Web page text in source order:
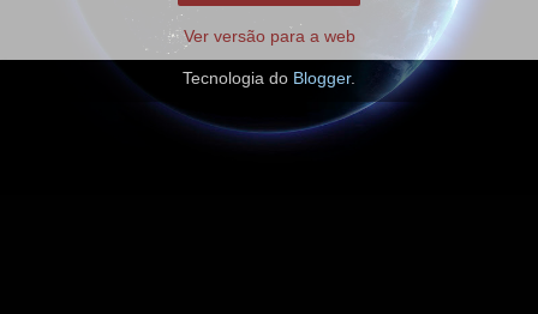
Ver versão para a web
Tecnologia do Blogger.